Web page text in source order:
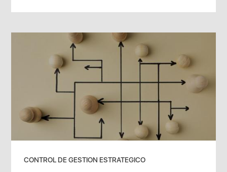
CONTROL DE GESTION ESTRATEGICO